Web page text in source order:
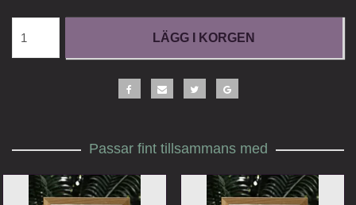
LÄGG I KORGEN
Passar fint tillsammans med